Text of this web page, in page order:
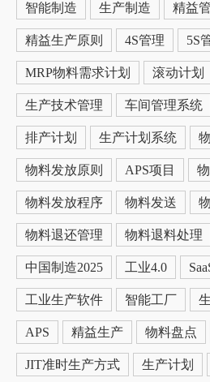
智能制造 生产制造 精益
精益生产原则 4S管理 5S
MRP物料需求计划 滚动计划
生产技术管理 车间管理系统
排产计划 生产计划系统
物料发放原则 APS项目
物料发放程序 物料发送
物料退还管理 物料退料处理
中国制造2025 工业4.0
工业生产软件 智能工厂
APS 精益生产 物料盘点
JIT准时生产方式 生产计划